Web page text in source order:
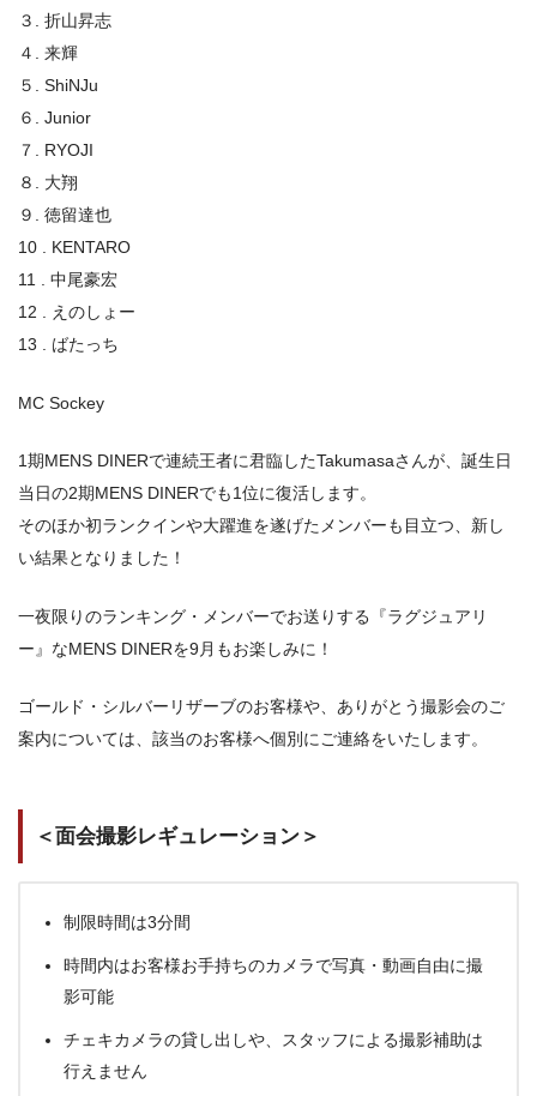
３. 折山昇志
４. 来輝
５. ShiNJu
６. Junior
７. RYOJI
８. 大翔
９. 徳留達也
10 . KENTARO
11 . 中尾豪宏
12 . えのしょー
13 . ばたっち
MC Sockey
1期MENS DINERで連続王者に君臨したTakumasaさんが、誕生日
当日の2期MENS DINERでも1位に復活します。
そのほか初ランクインや大躍進を遂げたメンバーも目立つ、新し
い結果となりました！
一夜限りのランキング・メンバーでお送りする『ラグジュアリ
ー』なMENS DINERを9月もお楽しみに！
ゴールド・シルバーリザーブのお客様や、ありがとう撮影会のご
案内については、該当のお客様へ個別にご連絡をいたします。
＜面会撮影レギュレーション＞
制限時間は3分間
時間内はお客様お手持ちのカメラで写真・動画自由に撮
影可能
チェキカメラの貸し出しや、スタッフによる撮影補助は
行えません